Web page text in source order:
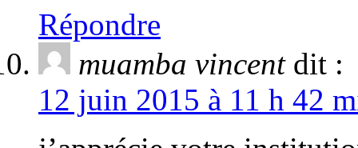
Répondre
muamba vincent dit :
12 juin 2015 à 11 h 42